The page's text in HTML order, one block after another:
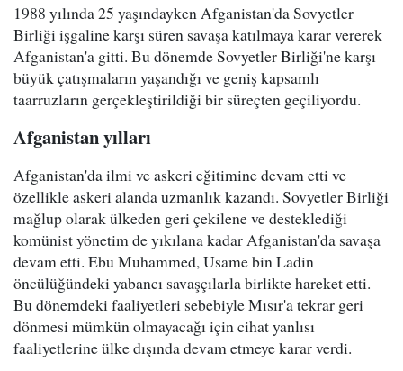
1988 yılında 25 yaşındayken Afganistan'da Sovyetler
Birliği işgaline karşı süren savaşa katılmaya karar vererek
Afganistan'a gitti. Bu dönemde Sovyetler Birliği'ne karşı
büyük çatışmaların yaşandığı ve geniş kapsamlı
taarruzların gerçekleştirildiği bir süreçten geçiliyordu.
Afganistan yılları
Afganistan'da ilmi ve askeri eğitimine devam etti ve
özellikle askeri alanda uzmanlık kazandı. Sovyetler Birliği
mağlup olarak ülkeden geri çekilene ve desteklediği
komünist yönetim de yıkılana kadar Afganistan'da savaşa
devam etti. Ebu Muhammed, Usame bin Ladin
öncülüğündeki yabancı savaşçılarla birlikte hareket etti.
Bu dönemdeki faaliyetleri sebebiyle Mısır'a tekrar geri
dönmesi mümkün olmayacağı için cihat yanlısı
faaliyetlerine ülke dışında devam etmeye karar verdi.